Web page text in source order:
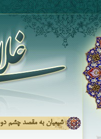
شیعیان به مقصد چشم